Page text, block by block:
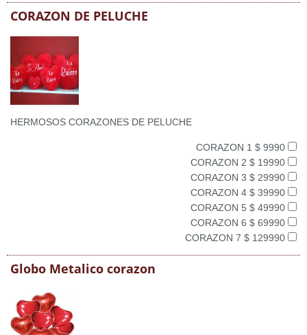
CORAZON DE PELUCHE
HERMOSOS CORAZONES DE PELUCHE
CORAZON 1 $ 9990
CORAZON 2 $ 19990
CORAZON 3 $ 29990
CORAZON 4 $ 39990
CORAZON 5 $ 49990
CORAZON 6 $ 69990
CORAZON 7 $ 129990
Globo Metalico corazon